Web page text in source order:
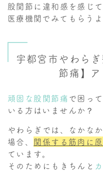
股関節に違和感を感じ
医療機関でみてもらう
宇都宮市やわら
節痛】
頑固な股関節痛で困っ
いる方はいませんか？
やわらぎでは、なかな
場合、 関係する筋肉に
ています。
そのためにもきちんと